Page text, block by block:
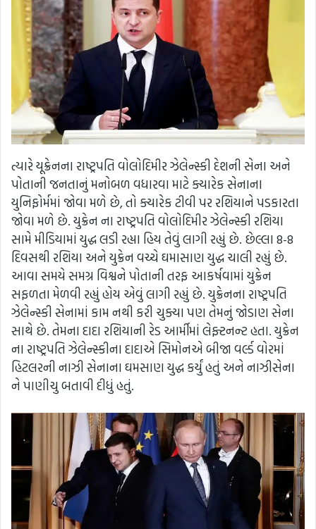
ત્યારે યૂક્રેનના રાષ્ટ્રપતિ વોલોદિમીર ઝેલેન્સ્કી દેશની સેના અને
પોતાની જનતાનું મનોબળ વધારવા માટે ક્યારેક સેનાના
યુનિફોર્મમાં જોવા મળે છે, તો ક્યારેક ટીવી પર રશિયાને પડકારતા
જોવા મળે છે. યુક્રેન ના રાષ્ટ્રપતિ વોલોદિમીર ઝેલેન્સ્કી રશિયા
સામે મીડિયામાં યુદ્ધ લડી રહ્યા હિય તેવું લાગી રહ્યું છે. છેલ્લા 8-8
દિવસથી રશિયા અને યુક્રેન વચ્ચે ઘમાસાણ યુદ્ધ ચાલી રહ્યું છે.
આવા સમયે સમગ્ર વિશ્વને પોતાની તરફ આકર્ષવામાં યુક્રેન
સફળતા મેળવી રહ્યું હોય એવું લાગી રહ્યું છે. યુક્રેનના રાષ્ટ્રપતિ
ઝેલેન્સ્કી સેનામાં કામ નથી કરી ચુક્યા પણ તેમનું જોડાણ સેના
સાથે છે. તેમના દાદા રશિયાની રેડ આર્મીમાં લેફ્ટનન્ટ હતા. યુક્રેન
ના રાષ્ટ્રપતિ ઝેલેન્સ્કીના દાદાએ સિમોનએ બીજા વર્લ્ડ વોરમાં
હિટલરની નાઝી સેનાના ઘમસાણ યુદ્ધ કર્યું હતું અને નાઝીસેના
ને પાણીચુ બતાવી દીધું હતું.